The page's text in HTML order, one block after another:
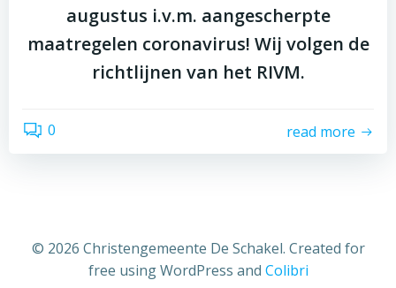
augustus i.v.m. aangescherpte
maatregelen coronavirus! Wij volgen de
richtlijnen van het RIVM.
0 read more
© 2026 Christengemeente De Schakel. Created for
free using WordPress and Colibri